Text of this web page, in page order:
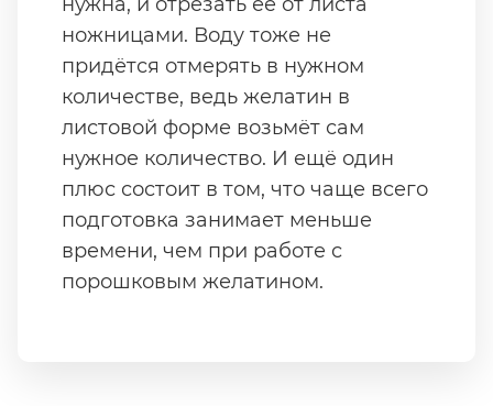
ножницами. Воду тоже не
придётся отмерять в нужном
количестве, ведь желатин в
листовой форме возьмёт сам
нужное количество. И ещё один
плюс состоит в том, что чаще всего
подготовка занимает меньше
времени, чем при работе с
порошковым желатином.